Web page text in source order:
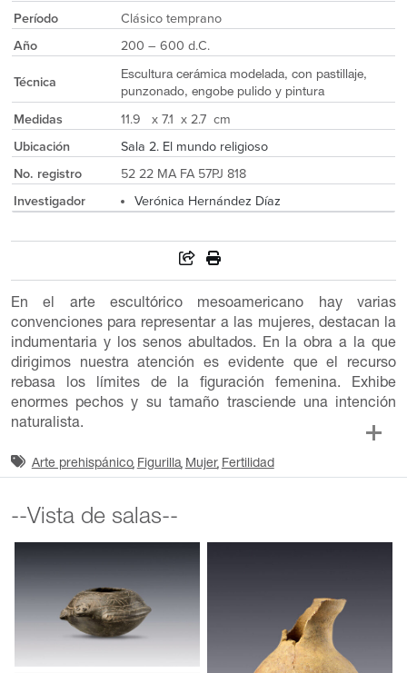
Período
Clásico temprano
Año
200 – 600 d.C.
Técnica
Escultura cerámica modelada, con pastillaje,
punzonado, engobe pulido y pintura
Medidas
11.9 x 7.1 x 2.7 cm
Ubicación
Sala 2. El mundo religioso
No. registro
52 22 MA FA 57PJ 818
Investigador
Verónica Hernández Díaz
En el arte escultórico mesoamericano hay varias
convenciones para representar a las mujeres, destacan la
indumentaria y los senos abultados. En la obra a la que
dirigimos nuestra atención es evidente que el recurso
rebasa los límites de la figuración femenina. Exhibe
enormes pechos y su tamaño trasciende una intención
naturalista.
Arte prehispánico Figurilla Mujer Fertilidad
--Vista de salas--